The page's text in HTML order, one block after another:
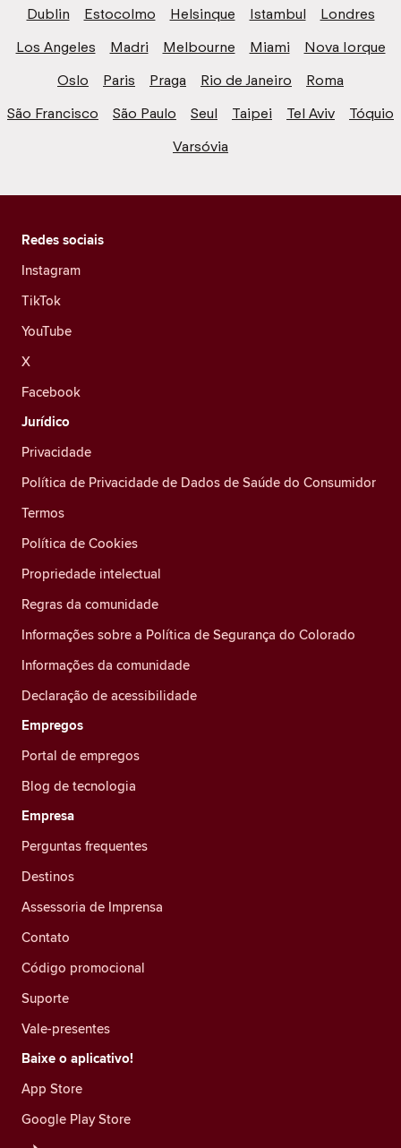
Dublin
Estocolmo Helsinque Istambul
Londres
Los Angeles
Madri Melbourne Miami
Nova Iorque
Oslo
Paris Praga Rio de Janeiro
Roma
São Francisco
São Paulo Seul Taipei Tel Aviv
Tóquio
Varsóvia
Redes sociais
Instagram
TikTok
YouTube
X
Facebook
Jurídico
Privacidade
Política de Privacidade de Dados de Saúde do Consumidor
Termos
Política de Cookies
Propriedade intelectual
Regras da comunidade
Informações sobre a Política de Segurança do Colorado
Informações da comunidade
Declaração de acessibilidade
Empregos
Portal de empregos
Blog de tecnologia
Empresa
Perguntas frequentes
Destinos
Assessoria de Imprensa
Contato
Código promocional
Suporte
Vale-presentes
Baixe o aplicativo!
App Store
Google Play Store